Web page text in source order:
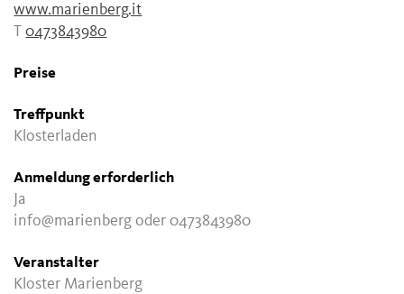
www.marienberg.it
T0473843980
Preise
Treffpunkt
Klosterladen
Anmeldung erforderlich
Ja
info@marienberg oder 0473843980
Veranstalter
Kloster Marienberg